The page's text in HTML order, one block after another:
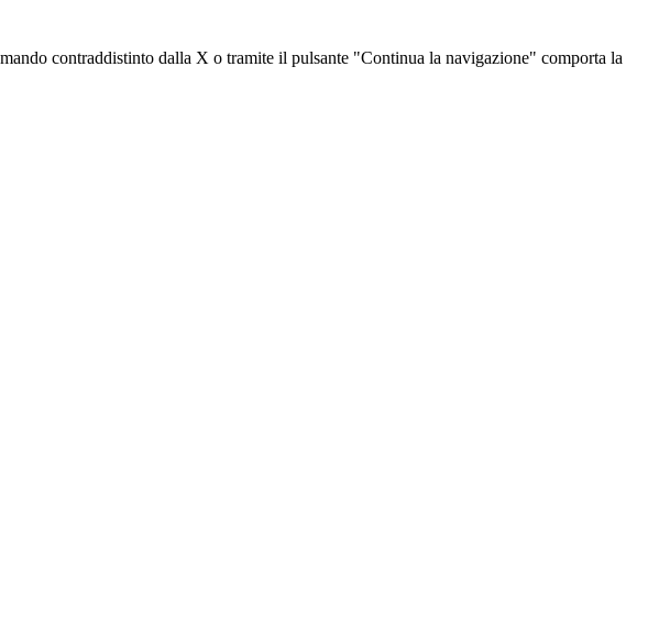
contraddistinto dalla X o tramite il pulsante "Continua la navigazione" comporta la